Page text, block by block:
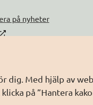
dig. Med hjälp av
på ”Hantera
på nyheter